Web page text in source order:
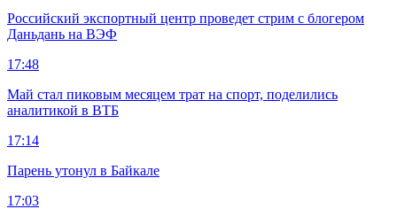
Российский экспортный центр проведет стрим с блогером
Даньдань на ВЭФ
17:48
Май стал пиковым месяцем трат на спорт, поделились
аналитикой в ВТБ
17:14
Парень утонул в Байкале
17:03